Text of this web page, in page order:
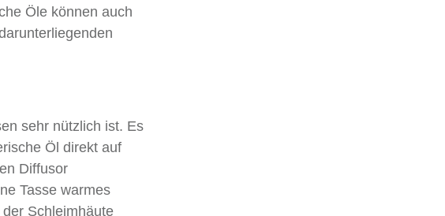
Öle können auch
sehr nützlich ist. Es
Öl direkt auf
Diffusor
Tasse warmes
Schleimhäute